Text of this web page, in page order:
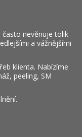
často nevěnuje tolik
a vážnějšími
klienta. Nabízíme
peeling, SM